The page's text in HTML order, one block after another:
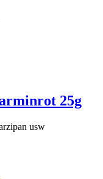
25g
usw